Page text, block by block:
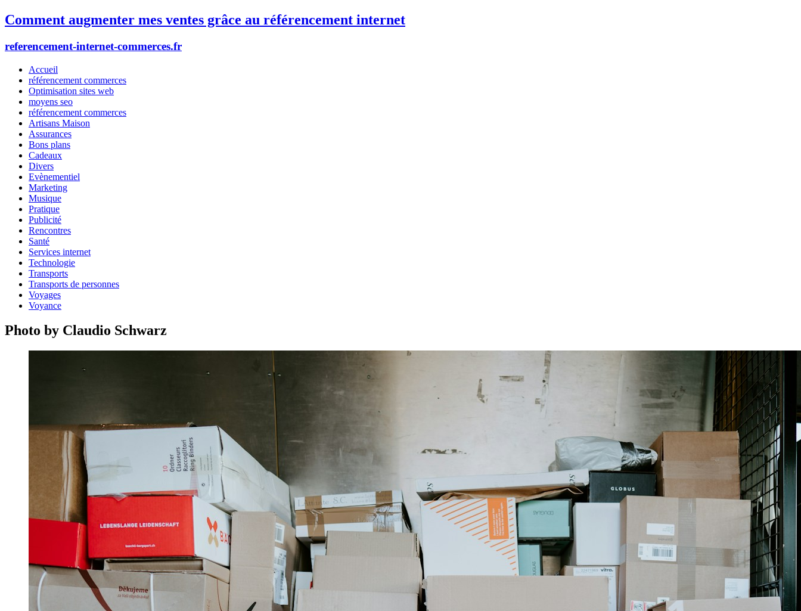
Comment augmenter mes ventes grâce au référencement internet
referencement-internet-commerces.fr
Accueil
référencement commerces
Optimisation sites web
moyens seo
référencement commerces
Artisans Maison
Assurances
Bons plans
Cadeaux
Divers
Evènementiel
Marketing
Musique
Pratique
Publicité
Rencontres
Santé
Services internet
Technologie
Transports
Transports de personnes
Voyages
Voyance
Photo by Claudio Schwarz